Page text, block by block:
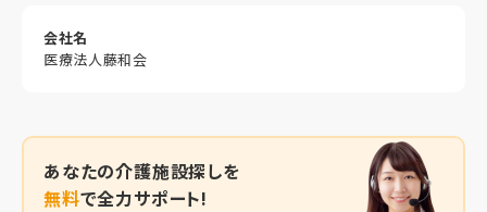
会社名
医療法人藤和会
あなたの介護施設探しを
無料で全力サポート!